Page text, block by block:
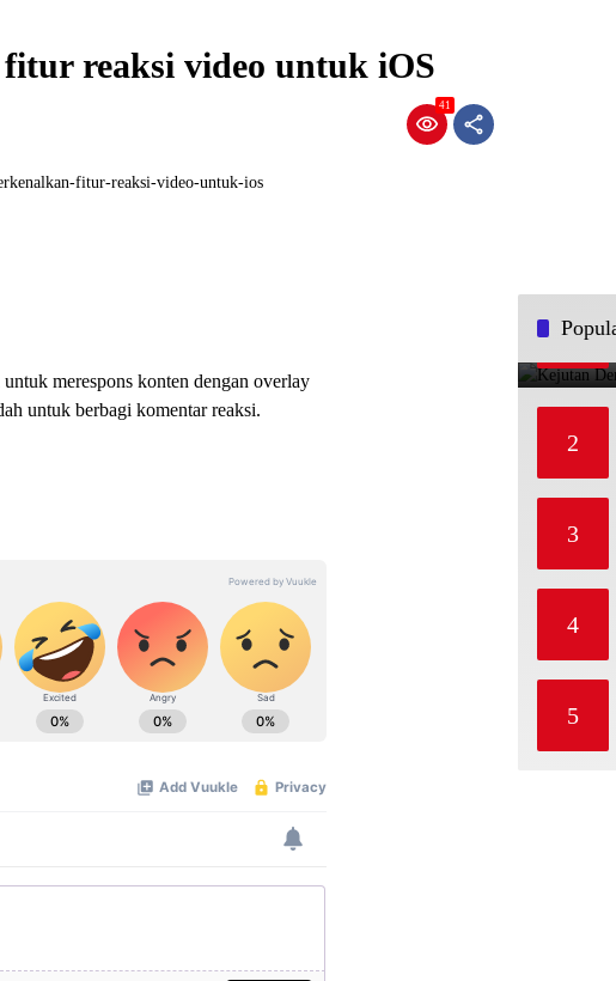
reaksi video untuk iOS
41
merespons konten dengan overlay
untuk berbagi komentar reaksi.
1
2
3
4
5